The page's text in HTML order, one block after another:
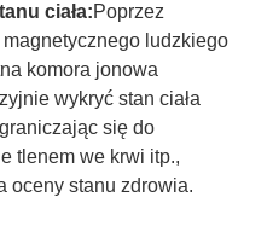
ciała:Poprzez
ludzkiego
komora jonowa
wykryć stan ciała
się do
tlenem we krwi itp.,
oceny stanu zdrowia.